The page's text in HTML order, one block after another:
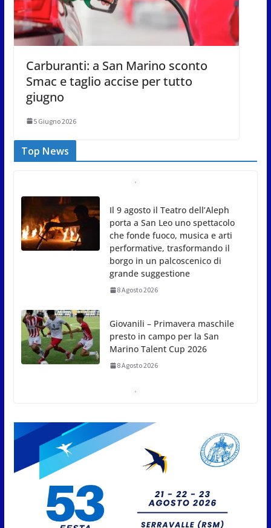
Carburanti: a San Marino sconto
Smac e taglio accise per tutto
giugno
5 Giugno 2026
Top News
Il 9 agosto il Teatro dell’Aleph
porta a San Leo uno spettacolo
che fonde fuoco, musica e arti
performative, trasformando il
borgo in un palcoscenico di
grande suggestione
8 Agosto 2026
Giovanili – Primavera maschile
presto in campo per la San
Marino Talent Cup 2026
8 Agosto 2026
al centro dell’Europa | Lady
Gucci
8 Agosto 2026
migliaia per incontrare i
DinsiemE